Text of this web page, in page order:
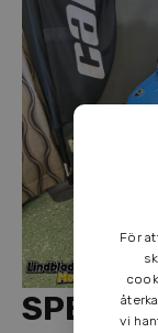
För
vi